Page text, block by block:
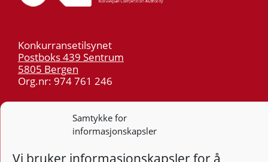
Samtykke for
informasjonskapsler
Vi bruker informasjonskapsler for å
Konkurransetilsynet
Postboks 439 Sentrum
5805 Bergen
Org.nr: 974 761 246
55 59 75 00
post@kt.no